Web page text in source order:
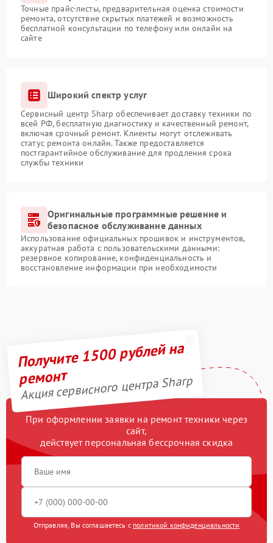
Точные прайс-листы, предварительная оценка стоимости
ремонта, отсутствие скрытых платежей и возможность
бесплатной консультации по телефону или онлайн на
сайте
Широкий спектр услуг
Сервисный центр Sharp обеспечивает доставку техники по
всей РФ, бесплатную диагностику и качественный ремонт,
включая срочный ремонт. Клиенты могут отслеживать
статус ремонта онлайн. Также предоставляется
постгарантийное обслуживание для продления срока
службы техники
Оригинальные программные решение и
безопасное обслуживание данных
Использование официальных прошивок и инструментов,
аккуратная работа с пользовательскими данными:
резервное копирование, конфиденциальность и
восстановление информации при необходимости
Получите 1500 рублей на
ремонт
Акция сервисного центра Sharp
При оформлении заявки на ремонт техники через
сайт,
действует персональная бессрочная скидка
Отправляя, Вы соглашаетесь с политикой конфиденциальности